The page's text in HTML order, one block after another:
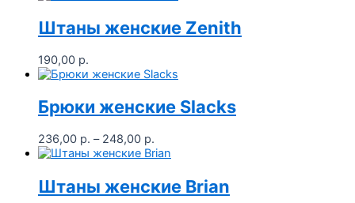
Штаны женские Zenith
190,00 р.
Брюки женские Slacks
236,00 р. – 248,00 р.
цен:
–
248,00 р.
Штаны женские Brian